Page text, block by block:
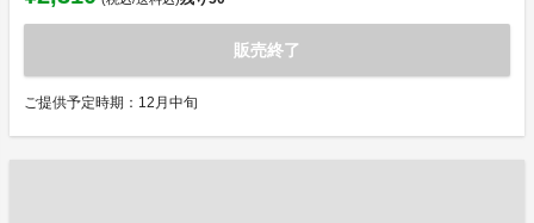
販売終了
ご提供予定時期：12月中旬